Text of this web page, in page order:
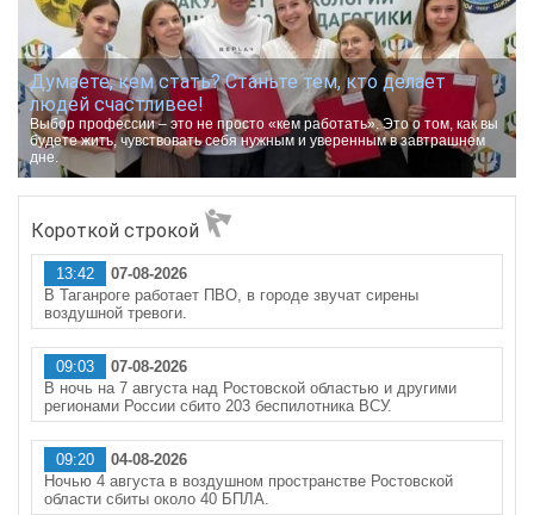
Думаете, кем стать? Станьте тем, кто делает
людей счастливее!
Выбор профессии – это не просто «кем работать». Это о том, как вы
будете жить, чувствовать себя нужным и уверенным в завтрашнем
дне.
Короткой строкой
13:42
07-08-2026
В Таганроге работает ПВО, в городе звучат сирены
воздушной тревоги.
09:03
07-08-2026
В ночь на 7 августа над Ростовской областью и другими
регионами России сбито 203 беспилотника ВСУ.
09:20
04-08-2026
Ночью 4 августа в воздушном пространстве Ростовской
области сбиты около 40 БПЛА.